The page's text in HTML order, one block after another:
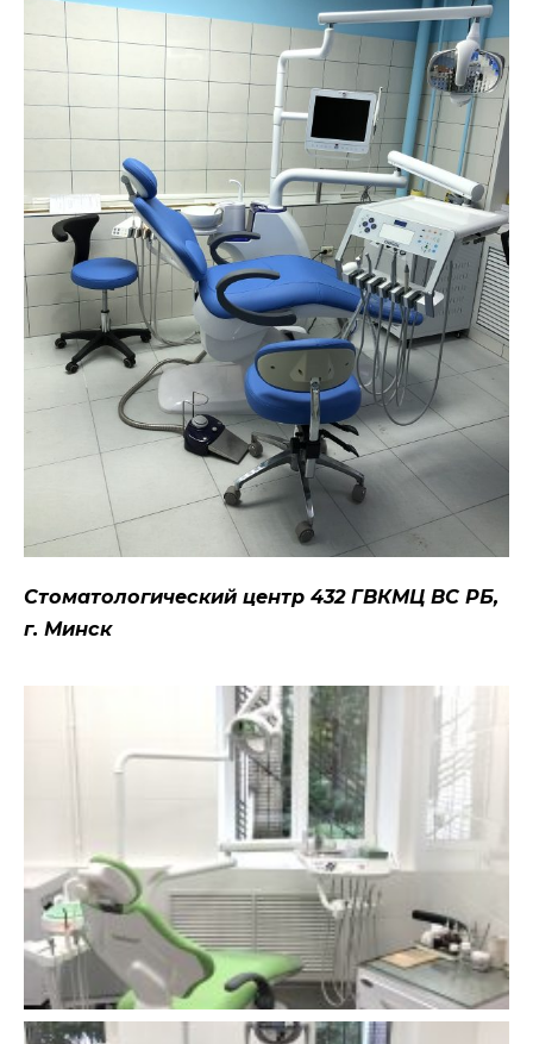
Стоматологический центр 432 ГВКМЦ ВС РБ,
г. Минск